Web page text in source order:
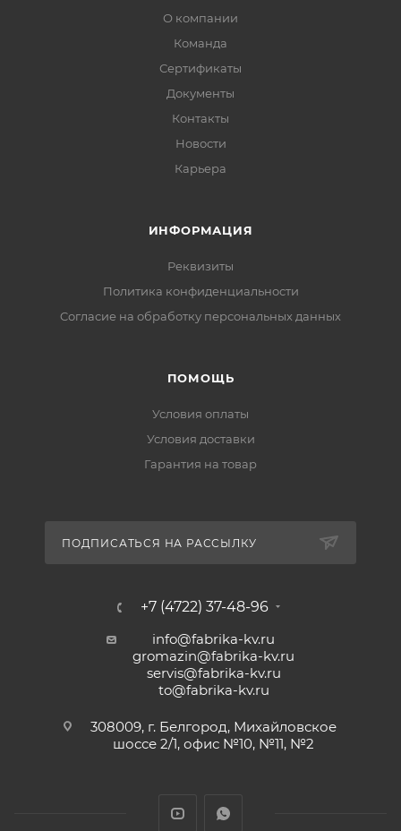
О компании
Команда
Сертификаты
Документы
Контакты
Новости
Карьера
ИНФОРМАЦИЯ
Реквизиты
Политика конфиденциальности
Cогласие на обработку персональных данных
ПОМОЩЬ
Условия оплаты
Условия доставки
Гарантия на товар
ПОДПИСАТЬСЯ НА РАССЫЛКУ
+7 (4722) 37-48-96
info@fabrika-kv.ru
gromazin@fabrika-kv.ru
servis@fabrika-kv.ru
to@fabrika-kv.ru
308009, г. Белгород, Михайловское
шоссе 2/1, офис №10, №11, №2